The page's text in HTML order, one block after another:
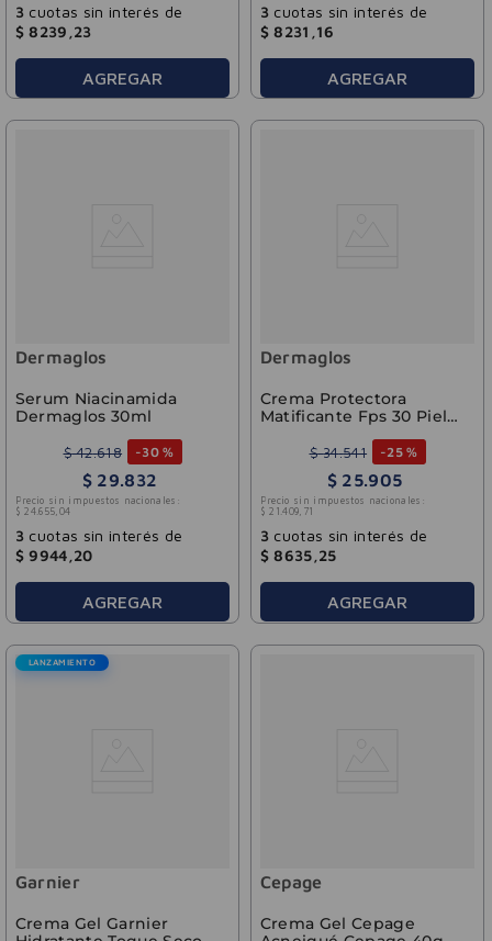
3 cuotas sin interés de
$ 8239 23
AGREGAR
3 cuotas sin interés de
$ 8231 16
AGREGAR
Dermaglos
Serum Niacinamida
Dermaglos 30ml
$ 42.618 -30 %
$ 29.832
Precio sin impuestos nacionales:
$ 24.655, 04
3 cuotas sin interés de
$ 9944,20
AGREGAR
Dermaglos
Crema Protectora
Matificante Fps 30 Pieles
Dermaglos 50gr
$ 34.541 -25 %
$ 25.905
Precio sin impuestos nacionales:
$ 21 .409, 71
3 cuotas sin interés de
$ 8635,25
AGREGAR
LANZAMIENTO
Garnier
Crema Gel Garnier
Cepage
Crema Gel Cepage